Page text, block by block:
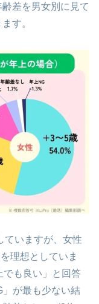
差を男女別に見て
す。
ていますが、女性
理想としていま
でも良い」と回答
が最も少ない結